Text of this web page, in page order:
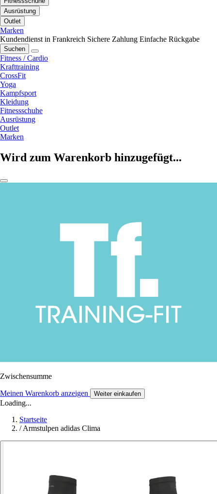
Ausrüstung
Outlet
Marken
Kundendienst in Frankreich Sichere Zahlung Einfache Rückgabe
Suchen
Fitness / Cardio
Krafttraining
CrossFit
Yoga
Kampfsport
Kleidung
Fitnessschuhe
Ausrüstung
Outlet
Marken
Wird zum Warenkorb hinzugefügt...
Zwischensumme
Meinen Warenkorb anzeigen Weiter einkaufen
Loading...
Startseite
/ Armstulpen adidas Clima